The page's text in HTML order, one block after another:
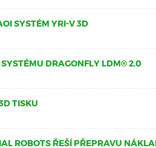
SYSTÉM YRI-V 3D
DRAGONFLY LDM® 2.0
TISKU
ROBOTS ŘEŠÍ PŘEPRAVU